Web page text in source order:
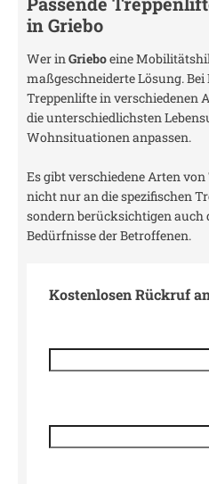
inGriebo
Wer inGrieboeine
maßgeschneiderte Lösung.
Treppenlifte in verschiedenen
die unterschiedlichsten
Wohnsituationen anpassen.
Es gibt verschiedene Arten
nicht nur an die spezifischen
sondern berücksichtigen auch
Bedürfnisse der Betroffenen.
Kostenlosen Rückruf